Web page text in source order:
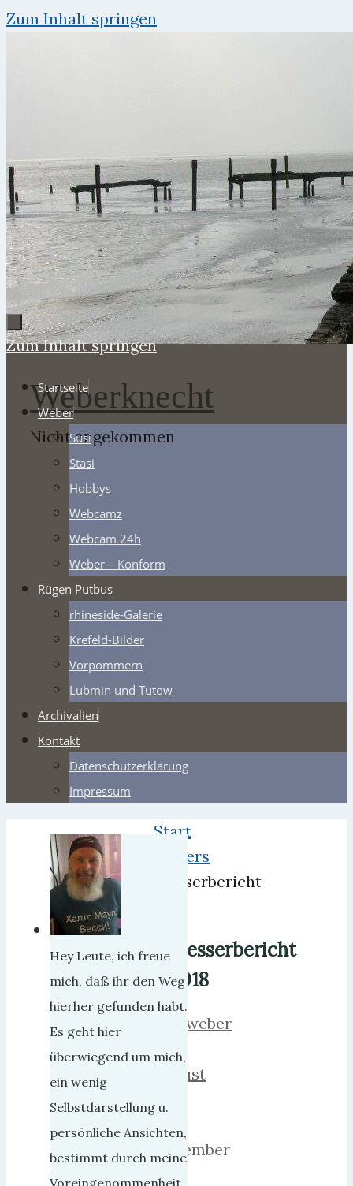
Zum Inhalt springen
Weberknecht
Nicht angekommen
Zum Inhalt springen
Startseite
Weber
Susi
Stasi
Hobbys
Webcamz
Webcam 24h
Weber – Konform
Rügen Putbus
rhineside-Galerie
Krefeld-Bilder
Vorpommern
Lubmin und Tutow
Archivalien
Kontakt
Datenschutzerklärung
Impressum
Start
Webers
Messerbericht
Messerbericht
2018
herrweber
August
16.
November
2019
Hey Leute, ich freue
mich, daß ihr den Weg
hierher gefunden habt.
Es geht hier
überwiegend um mich,
ein wenig
Selbstdarstellung u.
persönliche Ansichten,
bestimmt durch meine
Voreingenommenheit